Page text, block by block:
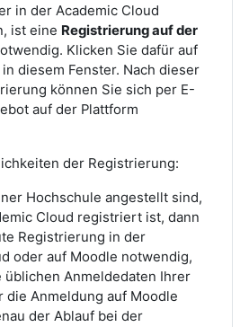
in der Academic Cloud
ist eine Registrierung auf der
Klicken Sie dafür auf
diesem Fenster. Nach dieser
können Sie sich per E-
auf der Plattform
der Registrierung:
Hochschule angestellt sind,
Cloud registriert ist, dann
Registrierung in der
oder auf Moodle notwendig,
üblichen Anmeldedaten Ihrer
die Anmeldung auf Moodle
der Ablauf bei der